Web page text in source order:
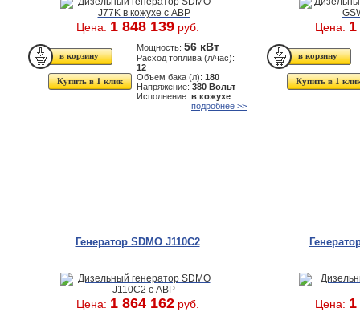
Цена: 1 848 139руб.
Купить в 1 клик
Мощность: 56 кВт
Расход топлива (л/час):
12
Объем бака (л): 180
Напряжение: 380 Вольт
Исполнение: в кожухе
подробнее >>
Цена:
Купить в 1
Генератор SDMO J110C2
Цена: 1 864 162руб. Цена: